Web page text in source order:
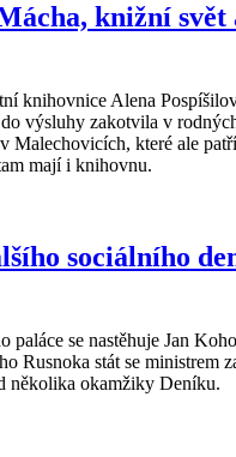
knižní svět
knihovnice Alena
výsluhy zakotvila v
Malechovicích, které ale patří
mají i knihovnu.
sociálního
paláce se nastěhuje Jan
Rusnoka stát se ministrem
několika okamžiky Deníku.